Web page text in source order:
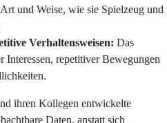
und Weise, wie sie Spielzeug und
Verhaltensweisen: Das
Interessen, repetitiver Bewegungen
ihren Kollegen entwickelte
Daten, anstatt sich